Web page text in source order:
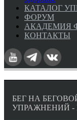
КАТАЛОГ
ФОРУМ
АКАДЕМИЯ
КОНТАКТЫ
БЕГ НА
УПРАЖНЕНИЙ -